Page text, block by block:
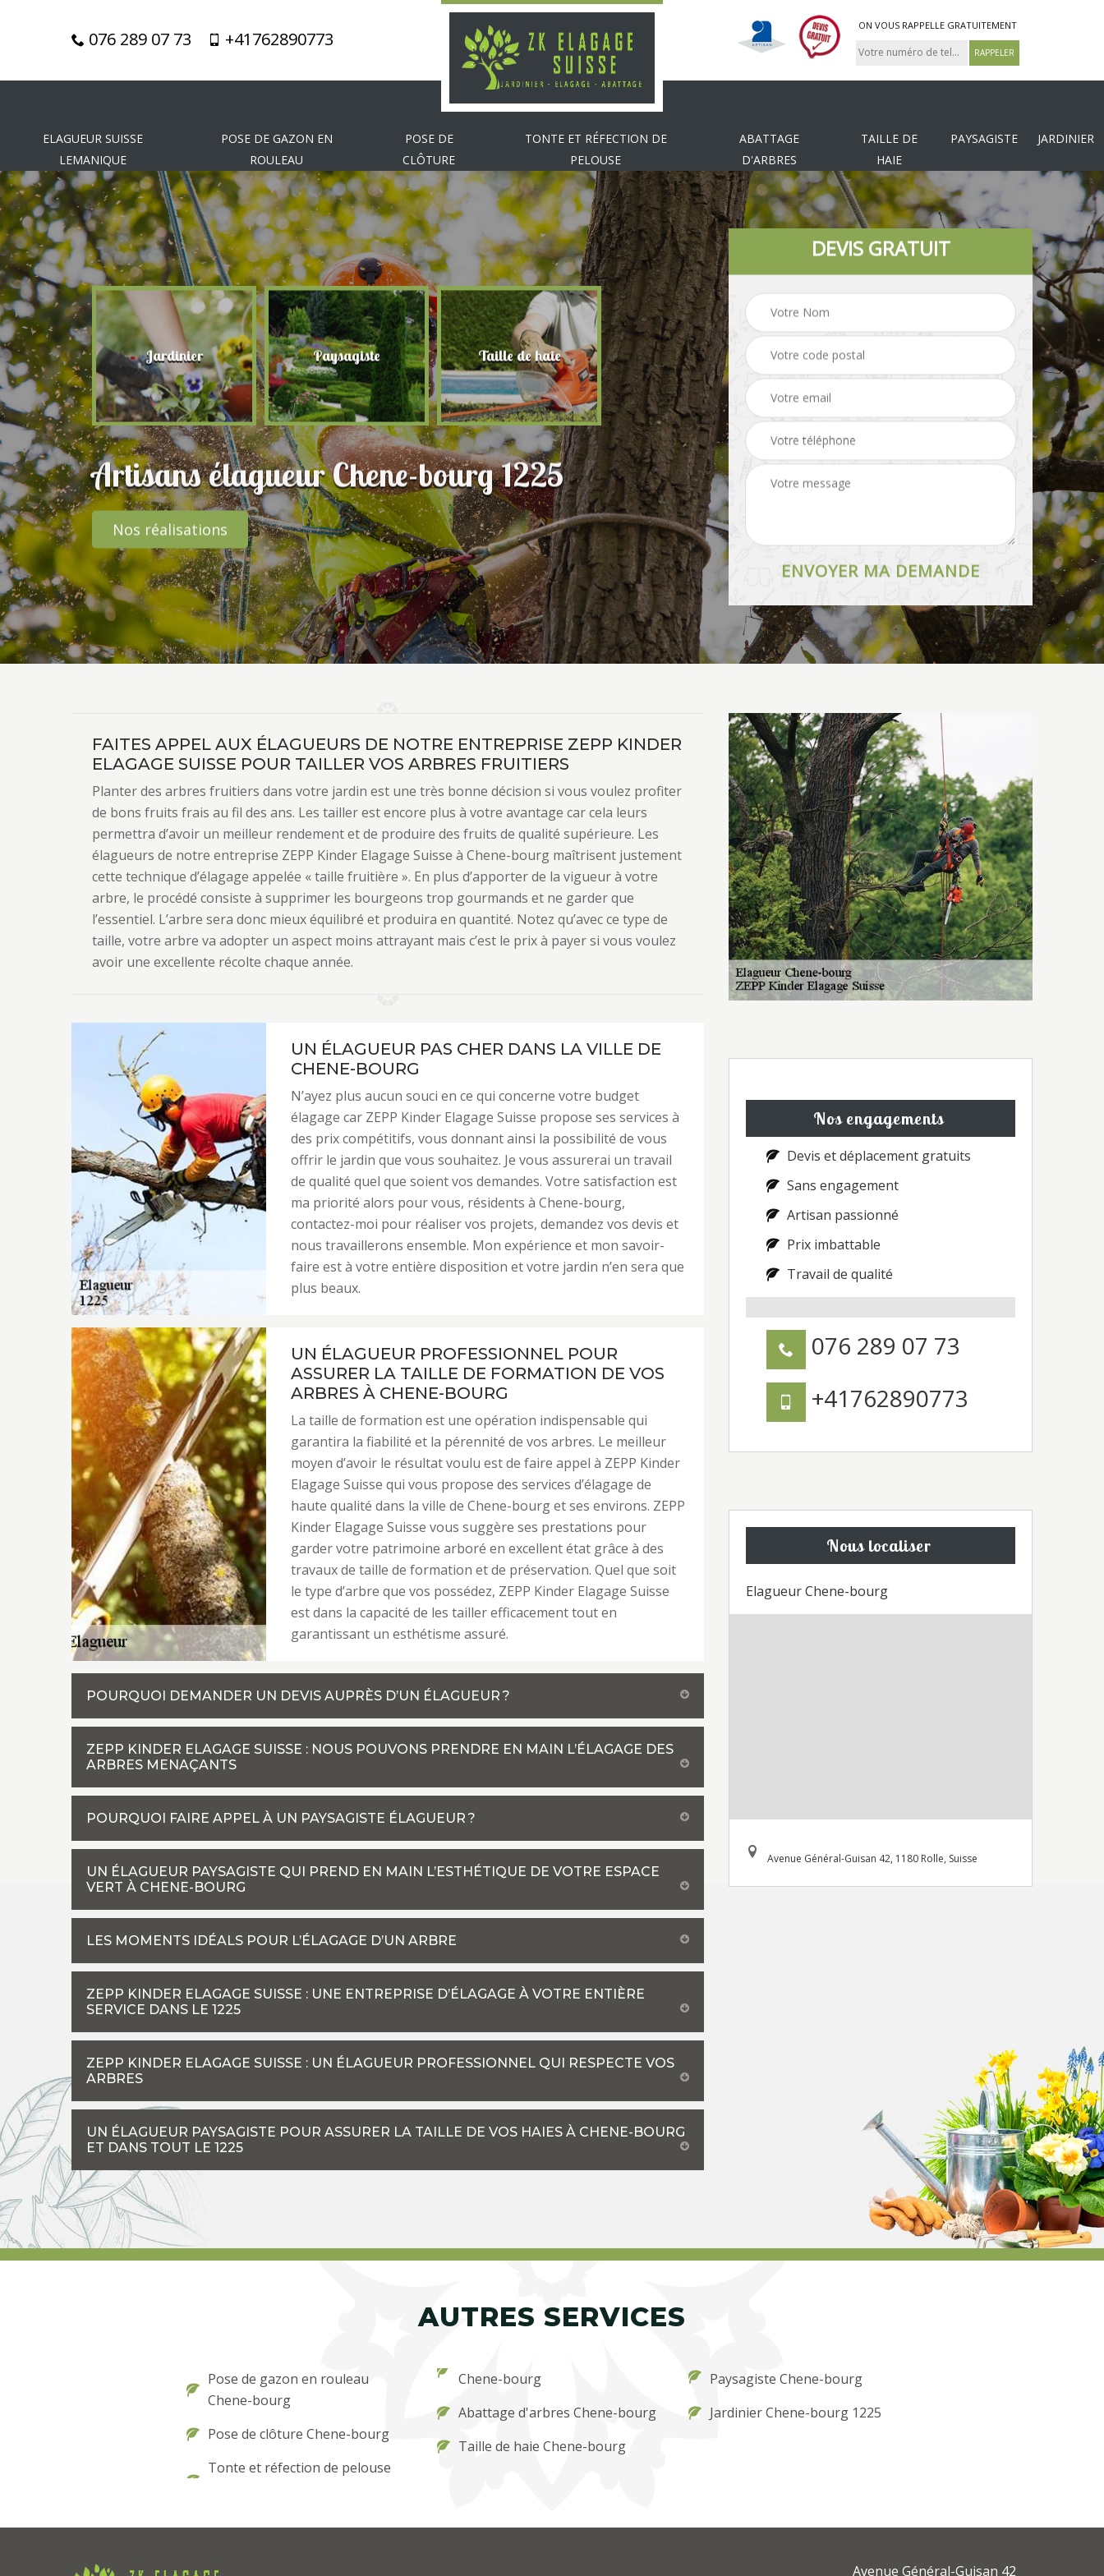
076 289 07 73 +41762890773
ON VOUS RAPPELLE GRATUITEMENT
ELAGUEUR SUISSE
LEMANIQUE
POSE DE GAZON EN
ROULEAU
POSE DE
CLÔTURE
TONTE ET RÉFECTION DE
PELOUSE
ABATTAGE
D'ARBRES
TAILLE DE
HAIE
PAYSAGISTE JARDINIER
Jardinier Paysagiste Taille de haie Abattage d'arbres Tonte et réfection de
pelouse Pose de clôture
Artisans élagueur Chene-bourg 1225
Nos réalisations
DEVIS GRATUIT
FAITES APPEL AUX ÉLAGUEURS DE NOTRE ENTREPRISE ZEPP KINDER
ELAGAGE SUISSE POUR TAILLER VOS ARBRES FRUITIERS
Planter des arbres fruitiers dans votre jardin est une très bonne décision si vous voulez profiter
de bons fruits frais au fil des ans. Les tailler est encore plus à votre avantage car cela leurs
permettra d’avoir un meilleur rendement et de produire des fruits de qualité supérieure. Les
élagueurs de notre entreprise ZEPP Kinder Elagage Suisse à Chene-bourg maîtrisent justement
cette technique d’élagage appelée « taille fruitière ». En plus d’apporter de la vigueur à votre
arbre, le procédé consiste à supprimer les bourgeons trop gourmands et ne garder que
l’essentiel. L’arbre sera donc mieux équilibré et produira en quantité. Notez qu’avec ce type de
taille, votre arbre va adopter un aspect moins attrayant mais c’est le prix à payer si vous voulez
avoir une excellente récolte chaque année.
UN ÉLAGUEUR PAS CHER DANS LA VILLE DE
CHENE-BOURG
N’ayez plus aucun souci en ce qui concerne votre budget
élagage car ZEPP Kinder Elagage Suisse propose ses services à
des prix compétitifs, vous donnant ainsi la possibilité de vous
offrir le jardin que vous souhaitez. Je vous assurerai un travail
de qualité quel que soient vos demandes. Votre satisfaction est
ma priorité alors pour vous, résidents à Chene-bourg,
contactez-moi pour réaliser vos projets, demandez vos devis et
nous travaillerons ensemble. Mon expérience et mon savoir-
faire est à votre entière disposition et votre jardin n’en sera que
plus beaux.
UN ÉLAGUEUR PROFESSIONNEL POUR
ASSURER LA TAILLE DE FORMATION DE VOS
ARBRES À CHENE-BOURG
La taille de formation est une opération indispensable qui
garantira la fiabilité et la pérennité de vos arbres. Le meilleur
moyen d’avoir le résultat voulu est de faire appel à ZEPP Kinder
Elagage Suisse qui vous propose des services d’élagage de
haute qualité dans la ville de Chene-bourg et ses environs. ZEPP
Kinder Elagage Suisse vous suggère ses prestations pour
garder votre patrimoine arboré en excellent état grâce à des
travaux de taille de formation et de préservation. Quel que soit
le type d’arbre que vos possédez, ZEPP Kinder Elagage Suisse
est dans la capacité de les tailler efficacement tout en
garantissant un esthétisme assuré.
POURQUOI DEMANDER UN DEVIS AUPRÈS D’UN ÉLAGUEUR ?
ZEPP KINDER ELAGAGE SUISSE : NOUS POUVONS PRENDRE EN MAIN L’ÉLAGAGE DES
ARBRES MENAÇANTS
POURQUOI FAIRE APPEL À UN PAYSAGISTE ÉLAGUEUR ?
UN ÉLAGUEUR PAYSAGISTE QUI PREND EN MAIN L’ESTHÉTIQUE DE VOTRE ESPACE
VERT À CHENE-BOURG
LES MOMENTS IDÉALS POUR L’ÉLAGAGE D’UN ARBRE
ZEPP KINDER ELAGAGE SUISSE : UNE ENTREPRISE D’ÉLAGAGE À VOTRE ENTIÈRE
SERVICE DANS LE 1225
ZEPP KINDER ELAGAGE SUISSE : UN ÉLAGUEUR PROFESSIONNEL QUI RESPECTE VOS
ARBRES
UN ÉLAGUEUR PAYSAGISTE POUR ASSURER LA TAILLE DE VOS HAIES À CHENE-BOURG
ET DANS TOUT LE 1225
Nos engagements
Devis et déplacement gratuits
Sans engagement
Artisan passionné
Prix imbattable
Travail de qualité
076 289 07 73
+41762890773
Nous localiser
Elagueur Chene-bourg
Avenue Général-Guisan 42, 1180 Rolle, Suisse
AUTRES SERVICES
Pose de gazon en rouleau
Chene-bourg
Pose de clôture Chene-bourg
Tonte et réfection de pelouse
Chene-bourg
Abattage d'arbres Chene-bourg
Taille de haie Chene-bourg
Paysagiste Chene-bourg
Jardinier Chene-bourg 1225
Avenue Général-Guisan 42